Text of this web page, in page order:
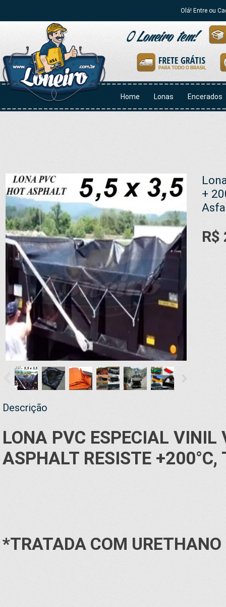
Olá! Entre ou
Home Lonas Encerados
+
R$
Descrição
LONA PVC ESPECIAL VINIL
ASPHALT RESISTE
*TRATADA COM URETHANO